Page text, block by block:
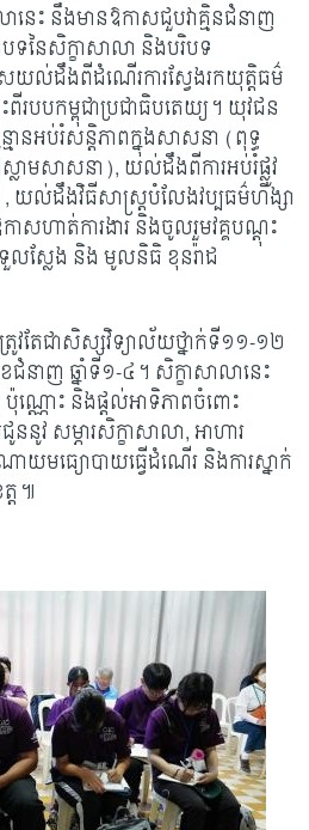
េះ នឹងមានឱកាសជួបវាគ្មិនជំនាញ
ទនៃសិក្ខាសាលា និងបរិបទ
េសយល់ដឹងពីដំណើរការស្វែងរកយុត្តិធម៌
ពីរបបកម្ពុជាប្រជាធិបតេយ្យ។ យុវជន
នអប់រំសន្តិភាពក្នុងសាសនា (ពុទ្ធ
លាមសាសនា), យល់ដឹងពីការអប់រំផ្លូវ
ៃ , យល់ដឹងវិធីសាស្រ្តបំលែងវប្បធម៌ហិង្សា
ាសហាត់ការងារ និងចូលរួមវគ្គបណ្តុះ
លស្លែង និង មូលនិធិ ខុនរ៉ាដ
រូវតែជាសិស្សវិទ្យាល័យថ្នាក់ទី១១-១២
ាញ ឆ្នាំទី១-៤។ សិក្ខាសាលានេះ
ណ្ណោះ និងផ្តល់អាទិភាពចំពោះ
នូវ សម្ភារសិក្ខាសាលា, អាហារ
ាយមធ្យោបាយធ្វើដំណើរ និងការស្នាក់
ត៕